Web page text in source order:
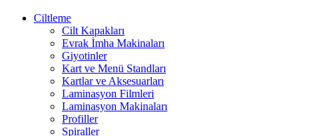
Ciltleme
Cilt Kapakları
Evrak İmha Makinaları
Giyotinler
Kart ve Menü Standları
Kartlar ve Aksesuarları
Laminasyon Filmleri
Laminasyon Makinaları
Profiller
Spiraller